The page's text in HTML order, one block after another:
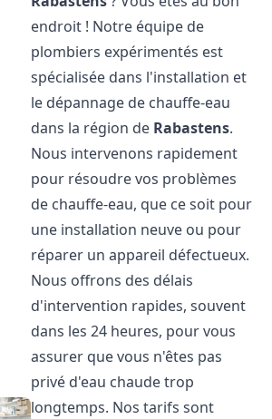
endroit ! Notre équipe de
plombiers expérimentés est
spécialisée dans l'installation et
le dépannage de chauffe-eau
dans la région de Rabastens.
Nous intervenons rapidement
pour résoudre vos problèmes
de chauffe-eau, que ce soit pour
une installation neuve ou pour
réparer un appareil défectueux.
Nous offrons des délais
d'intervention rapides, souvent
dans les 24 heures, pour vous
assurer que vous n'êtes pas
privé d'eau chaude trop
longtemps. Nos tarifs sont